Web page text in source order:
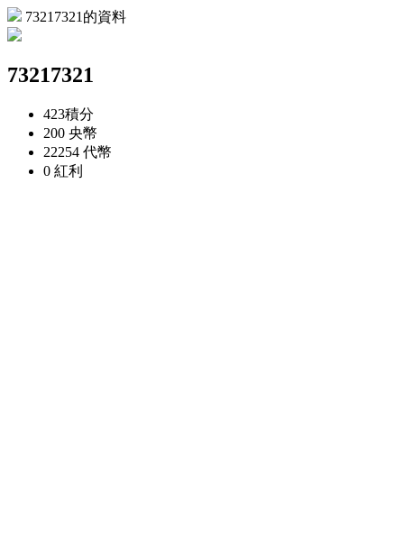
73217321的資料
73217321
423積分
200 央幣
22254 代幣
0 紅利